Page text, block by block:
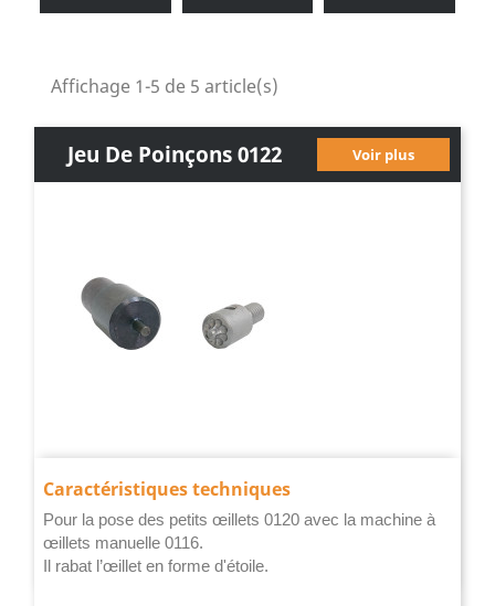
Affichage 1-5 de 5 article(s)
Jeu De Poinçons 0122 Voir plus
Caractéristiques techniques
Pour la pose des petits œillets 0120 avec la machine à
œillets manuelle 0116.
Il rabat l’œillet en forme d'étoile.